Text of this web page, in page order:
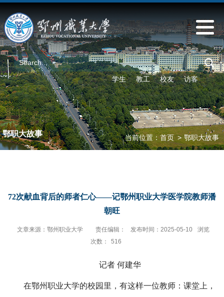
学生 教工 校友 访客
鄂职大故事 当前位置： 首页 > 鄂职大故事
72次献血背后的师者仁心——记鄂州职业大学医学院教师潘
朝旺
文章来源：鄂州职业大学 责任编辑： 发布时间：2025-05-10
浏览
次数：
516
记者 何建华
在鄂州职业大学的校园里，有这样一位教师：课堂上，